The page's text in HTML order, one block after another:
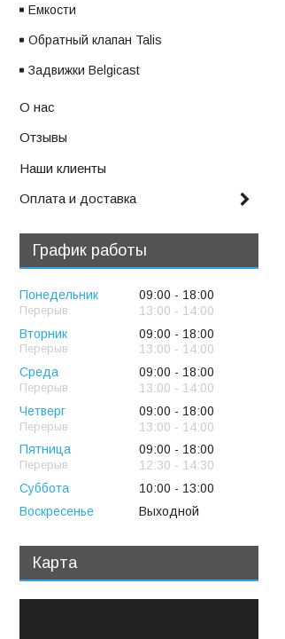
Емкости
Обратный клапан Talis
Задвижки Belgicast
О нас
Отзывы
Наши клиенты
Оплата и доставка
График работы
Понедельник 09:00
18:00
13:00
14:00
Вторник
09:00
18:00
13:00
14:00
Среда
09:00
18:00
13:00
14:00
Четверг
09:00
18:00
13:00
14:00
Пятница
09:00
18:00
12:30
14:30
Суббота
10:00
13:00
Воскресенье
Выходной
Карта